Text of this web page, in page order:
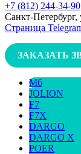
+7 (812) 244-34-90
Санкт-Петербург,
Страница
ЗАКАЗАТЬ
M6
JOLION
F7
F7X
DARGO
DARGO X
POER